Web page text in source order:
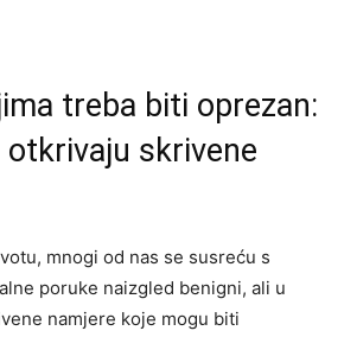
treba biti oprezan:
otkrivaju skrivene
mnogi od nas se susreću s
poruke naizgled benigni, ali u
namjere koje mogu biti